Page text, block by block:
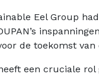
Eel Group
de toekomst van
een cruciale